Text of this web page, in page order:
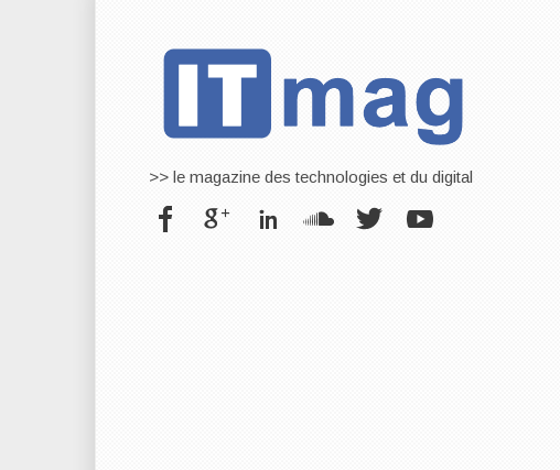
>> le magazine des technologies et du digital